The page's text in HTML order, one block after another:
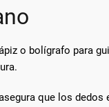
o contenido.
o bolígrafo para
que los